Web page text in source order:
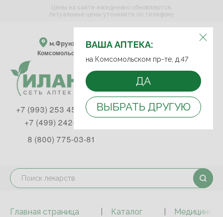
ВЫБЕРИТЕ АПТЕКУ:
м.Фрунзенская м.Спортивная
Комсомольский пр-т, д. 47
ВАША АПТЕКА:
на Комсомольском пр-те, д.47
ДА
ВЫБРАТЬ ДРУГУЮ
Цены на сайте ежедневно обновляются.
Актуальные цены уточняйте по телефону
+7 (993) 253 45 93
+7 (499) 242-90-85
8 (800) 775-03-81
Главная страница Каталог